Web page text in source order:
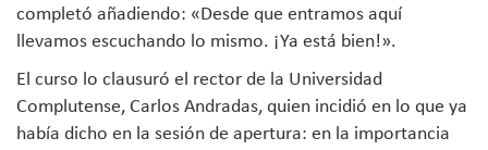
completó añadiendo: «Desde que entramos aquí
llevamos escuchando lo mismo. ¡Ya está bien!».
El curso lo clausuró el rector de la Universidad
Complutense, Carlos Andradas, quien incidió en lo que ya
había dicho en la sesión de apertura: en la importancia